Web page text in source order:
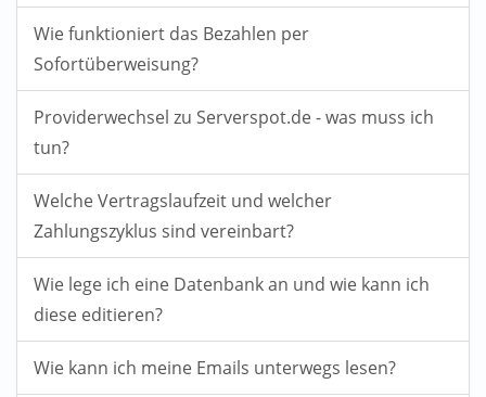
Wie funktioniert das Bezahlen per
Sofortüberweisung?
Providerwechsel zu Serverspot.de - was muss ich
tun?
Welche Vertragslaufzeit und welcher
Zahlungszyklus sind vereinbart?
Wie lege ich eine Datenbank an und wie kann ich
diese editieren?
Wie kann ich meine Emails unterwegs lesen?